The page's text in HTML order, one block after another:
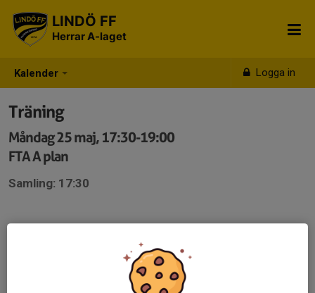
Kalender Logga in
LINDÖ FF
Herrar A-laget
Träning
Måndag 25 maj, 17:30-19:00
FTA A plan
Samling: 17:30